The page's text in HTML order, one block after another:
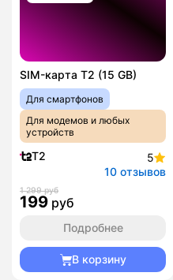
SIM-карта T2 (15 GB)
Для смартфонов
Для модемов и любых
устройств
T2
5
10 отзывов
1 299 руб
199 руб
Подробнее
В корзину